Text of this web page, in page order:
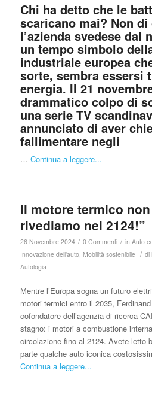
Chi ha detto che le
scaricano mai? Non
l’azienda svedese dal
un tempo simbolo
industriale europea
sorte, sembra essersi
energia. Il 21
drammatico colpo di
una serie TV
annunciato di aver
fallimentare negli
… Continua a leggere...
Il motore termico
rivediamo nel 2124!”
26 Novembre 2024 / 0 Commenti / in Auto
Innovazione dell'auto, Mobilità sostenibile / di
Autologia
Mentre l’Europa sogna un futuro
motori termici entro il 2035,
cofondatore dell’agenzia di ricerca
stagno: i motori a combustione
circolazione fino al 2124. Avete letto
parte qualche auto iconica
Continua a leggere...